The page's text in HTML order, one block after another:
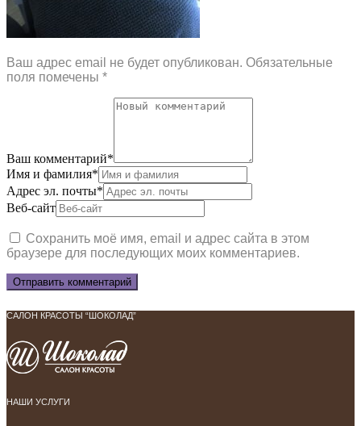
Ваш адрес email не будет опубликован. Обязательные
поля помечены *
Ваш комментарий*
Имя и фамилия*
Адрес эл. почты*
Веб-сайт
Сохранить моё имя, email и адрес сайта в этом
браузере для последующих моих комментариев.
САЛОН КРАСОТЫ “ШОКОЛАД”
НАШИ УСЛУГИ